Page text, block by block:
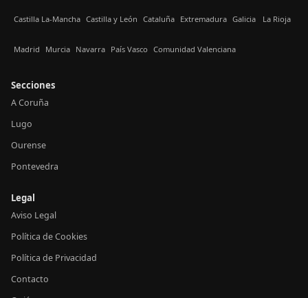
Castilla La-Mancha Castilla y León Cataluña Extremadura Galicia La Rioja
Madrid Murcia Navarra País Vasco Comunidad Valenciana
Secciones
A Coruña
Lugo
Ourense
Pontevedra
Legal
Aviso Legal
Política de Cookies
Política de Privacidad
Contacto